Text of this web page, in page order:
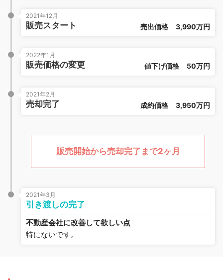
2021年12月
販売スタート 売出価格 3,990万円
2022年1月
販売価格の変更 値下げ価格 50万円
2021年2月
売却完了 成約価格 3,950万円
販売開始から売却完了まで2ヶ月
2021年3月
引き渡しの完了
不動産会社に改善して欲しい点
特にないです。